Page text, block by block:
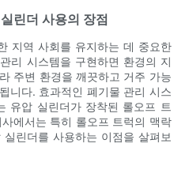
린더 사용의 장점
지역 사회를 유지하는 데 중요한
리 시스템을 구현하면 환경의 지
주변 환경을 깨끗하고 거주 가능
니다. 효과적인 폐기물 관리 시스
유압 실린더가 장착된 롤오프 트
에서는 특히 롤오프 트럭의 맥락
린더를 사용하는 이점을 살펴보